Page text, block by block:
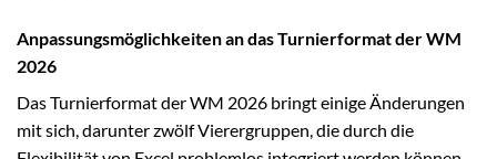
Anpassungsmöglichkeiten an das Turnierformat der WM
2026
Das Turnierformat der WM 2026 bringt einige Änderungen
mit sich, darunter zwölf Vierergruppen, die durch die